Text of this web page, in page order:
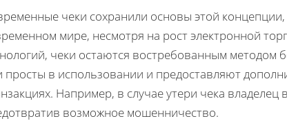
чеки сохранили основы этой
мире, несмотря на рост электронной
чеки остаются востребованным методом
просты в использовании и предоставляют
Например, в случае утери чека
возможное мошенничество.